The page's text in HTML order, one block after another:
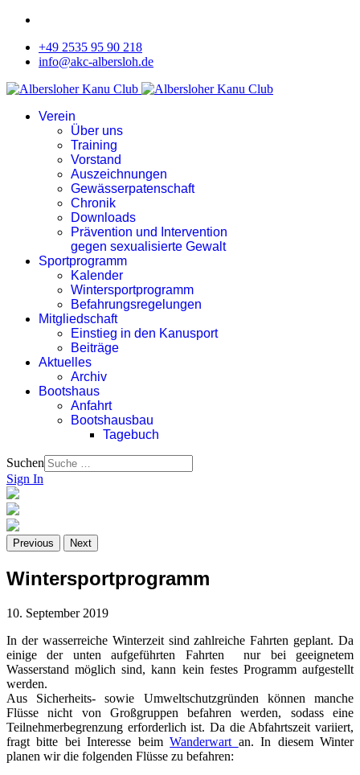
+49 2535 95 90 218
info@akc-albersloh.de
Verein
Über uns
Training
Vorstand
Auszeichnungen
Gewässerpatenschaft
Chronik
Downloads
Prävention und Intervention
gegen sexualisierte Gewalt
Sportprogramm
Kalender
Wintersportprogramm
Befahrungsregelungen
Mitgliedschaft
Einstieg in den Kanusport
Beiträge
Aktuelles
Archiv
Bootshaus
Anfahrt
Bootshausbau
Tagebuch
Suchen
Sign In
Previous Next
Wintersportprogramm
10. September 2019
In der wasserreiche Winterzeit sind zahlreiche Fahrten geplant. Da
einige der unten aufgeführten Fahrten nur bei geeignetem
Wasserstand möglich sind, kann kein festes Programm aufgestellt
werden.
Aus Sicherheits- sowie Umweltschutzgründen können manche
Flüsse nicht von Großgruppen befahren werden, sodass eine
Teilnehmerbegrenzung erforderlich ist. Da die Abfahrtszeit variiert,
fragt bitte bei Interesse beimWanderwart an. In diesem Winter
planen wir die folgenden Flüsse zu befahren: